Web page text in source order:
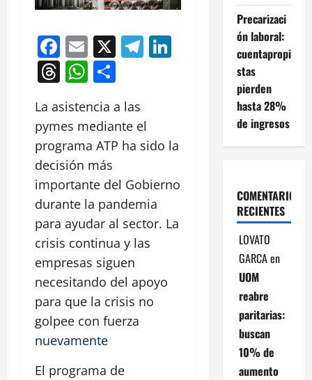
Facebook
Email
X Telegram
LinkedIn
Threads
WhatsApp
La asistencia a las
pymes mediante el
programa ATP ha sido la
decisión más
importante del Gobierno
durante la pandemia
para ayudar al sector. La
crisis continua y las
empresas siguen
necesitando del apoyo
para que la crisis no
golpee con fuerza
nuevamente
El programa de
Precarizaci
ón laboral:
cuentapropi
stas
pierden
hasta 28%
de ingresos
COMENTARIOS
RECIENTES
LOVATO
GARCAen
UOM
reabre
paritarias:
buscan
10% de
aumento